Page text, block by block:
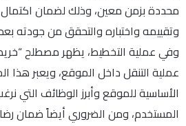
محددة بزمن معين، وذلك لضمان
وتقييمه واختباره والتحقق من جودته
وفي عملية التخطيط، يظهر مصطلح
عملية التنقل داخل الموقع، ويعبر هذا
الأساسية للموقع وأبرز الوظائف التي
المستخدم، ومن الضروري أيضاً ضمان